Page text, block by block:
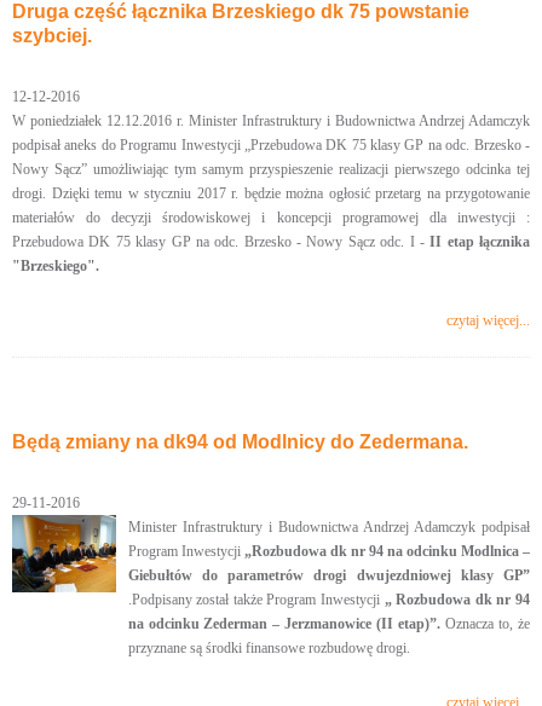
Druga część łącznika Brzeskiego dk 75 powstanie
szybciej.
12-12-2016
W poniedziałek 12.12.2016 r. Minister Infrastruktury i Budownictwa Andrzej Adamczyk
podpisał aneks do Programu Inwestycji „Przebudowa DK 75 klasy GP na odc. Brzesko -
Nowy Sącz” umożliwiając tym samym przyspieszenie realizacji pierwszego odcinka tej
drogi. Dzięki temu w styczniu 2017 r. będzie można ogłosić przetarg na przygotowanie
materiałów do decyzji środowiskowej i koncepcji programowej dla inwestycji :
Przebudowa DK 75 klasy GP na odc. Brzesko - Nowy Sącz odc. I -II etap łącznika
"Brzeskiego".
czytaj więcej...
Będą zmiany na dk94 od Modlnicy do Zedermana.
29-11-2016
Minister Infrastruktury i Budownictwa Andrzej Adamczyk podpisał
Program Inwestycji „Rozbudowa dk nr 94 na odcinku Modlnica –
Giebułtów do parametrów drogi dwujezdniowej klasy GP”
.Podpisany został także Program Inwestycji „ Rozbudowa dk nr 94
na odcinku Zederman – Jerzmanowice (II etap)”.Oznacza to, że
przyznane są środki finansowe rozbudowę drogi.
czytaj więcej...